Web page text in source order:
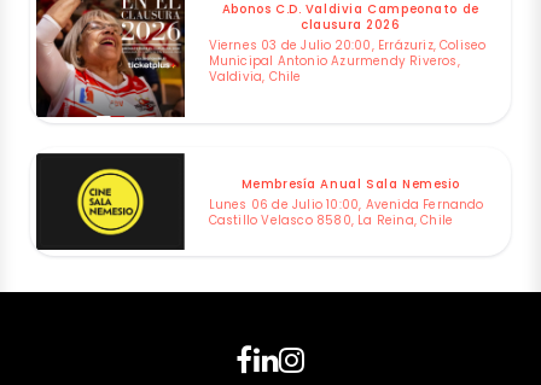
Abonos C.D. Valdivia Campeonato de
clausura 2026
Viernes 03 de Julio 20:00, Errázuriz, Coliseo
Municipal Antonio Azurmendy Riveros,
Valdivia, Chile
Membresía Anual Sala Nemesio
Lunes 06 de Julio 10:00, Avenida Fernando
Castillo Velasco 8580, La Reina, Chile